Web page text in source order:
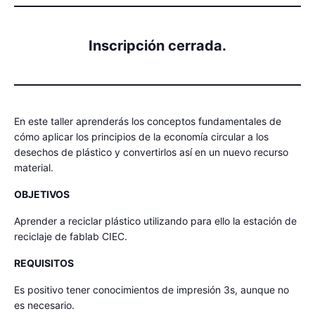
Inscripción cerrada.
En este taller aprenderás los conceptos fundamentales de
cómo aplicar los principios de la economía circular a los
desechos de plástico y convertirlos así en un nuevo recurso
material.
OBJETIVOS
Aprender a reciclar plástico utilizando para ello la estación de
reciclaje de fablab CIEC.
REQUISITOS
Es positivo tener conocimientos de impresión 3s, aunque no
es necesario.